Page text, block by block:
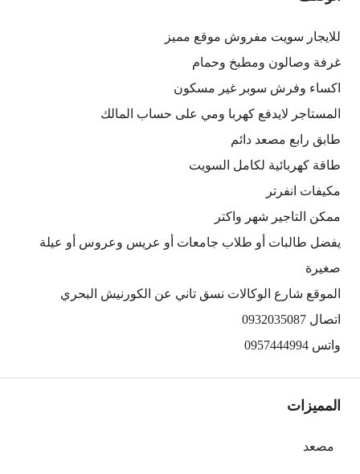
للايجار سويت مفروش موقع مميز
غرفة وصالون ومطبخ وحمام
اكساء وفرش سوبر غير مسكون
المستاجر لايدفع كهربا ومي على حساب المالك
طابق رابع مصعد دائم
طاقة كهربائية لكامل السويت
مكيفات انفرتر
ممكن التاجير شهر واكتر
يفضل طالبات أو طلاب جامعات أو عريس وعروس أو عيلة
صغيرة
الموقع شارع الوكالات نسق تاني عن الكورنيش البحري
اتصال 0932035087
واتس 0957444994
المميزات
مصعد